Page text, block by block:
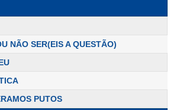
NÃO SER(EIS A QUESTÃO)
PUTOS